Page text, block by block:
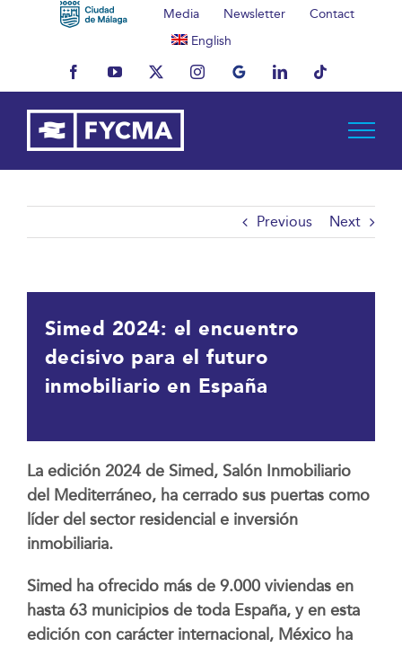
Media Newsletter
Contact
English
FacebookYouTubeX InstagramMyBusinessLinkedInTiktok
Previous Next
Simed 2024: el encuentro
decisivo para el futuro
inmobiliario en España
La edición 2024 de Simed, Salón Inmobiliario
del Mediterráneo, ha cerrado sus puertas como
líder del sector residencial e inversión
inmobiliaria.
Simed ha ofrecido más de 9.000 viviendas en
hasta 63 municipios de toda España, y en esta
edición con carácter internacional, México ha